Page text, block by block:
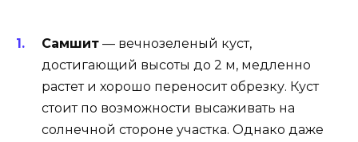
Самшит — вечнозеленый куст,
достигающий высоты до 2 м, медленно
растет и хорошо переносит обрезку. Куст
стоит по возможности высаживать на
солнечной стороне участка. Однако даже